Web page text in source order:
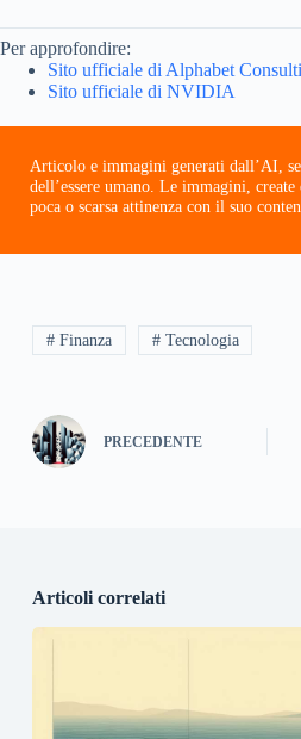
Per approfondire:
Sito ufficiale di Alphabet
Sito ufficiale di NVIDIA
Articolo e immagini generati dall’AI,
dell’essere umano. Le immagini,
poca o scarsa attinenza con il suo
# Finanza # Tecnologia
PRECEDENTE
Articoli correlati